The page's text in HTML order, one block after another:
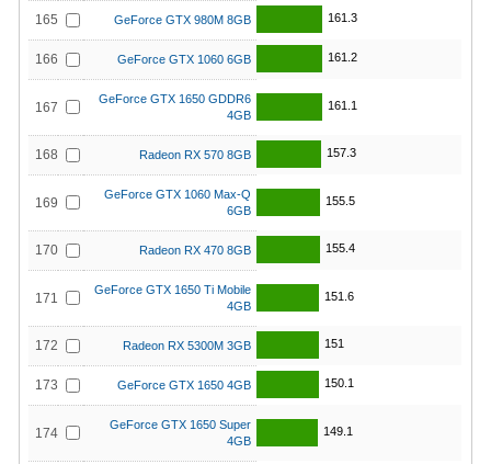
165 GeForce GTX 980M 8GB 161.3
166 GeForce GTX 1060 6GB 161.2
167
GeForce GTX 1650 GDDR6
4GB
161.1
168 Radeon RX 570 8GB 157.3
169
GeForce GTX 1060 Max-Q
6GB
155.5
170 Radeon RX 470 8GB 155.4
171
GeForce GTX 1650 Ti Mobile
4GB
151.6
172 Radeon RX 5300M 3GB 151
173 GeForce GTX 1650 4GB 150.1
174
GeForce GTX 1650 Super
4GB
149.1